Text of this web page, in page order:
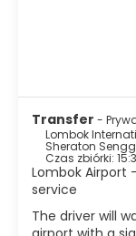
sklepów.
ich białymi
od kwietnia do
może być
Transfer -
Lombok
Sheraton
Czas zbiórki:
Lombok Airport
service
The driver will